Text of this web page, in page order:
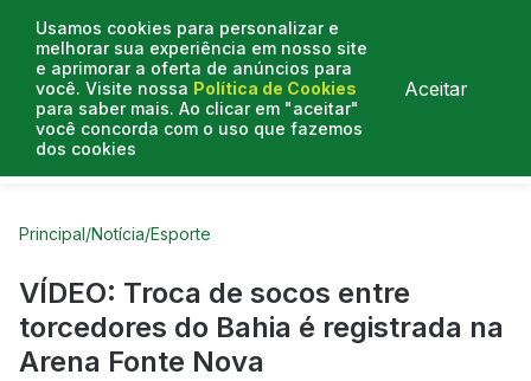
Usamos cookies para personalizar e
melhorar sua experiência em nosso site
e aprimorar a oferta de anúncios para
você. Visite nossa Política de Cookies
para saber mais. Ao clicar em "aceitar"
você concorda com o uso que fazemos
dos cookies
Aceitar
Curtas do Poder
Principal/Notícia/Esporte
VÍDEO: Troca de socos entre
torcedores do Bahia é registrada na
Arena Fonte Nova